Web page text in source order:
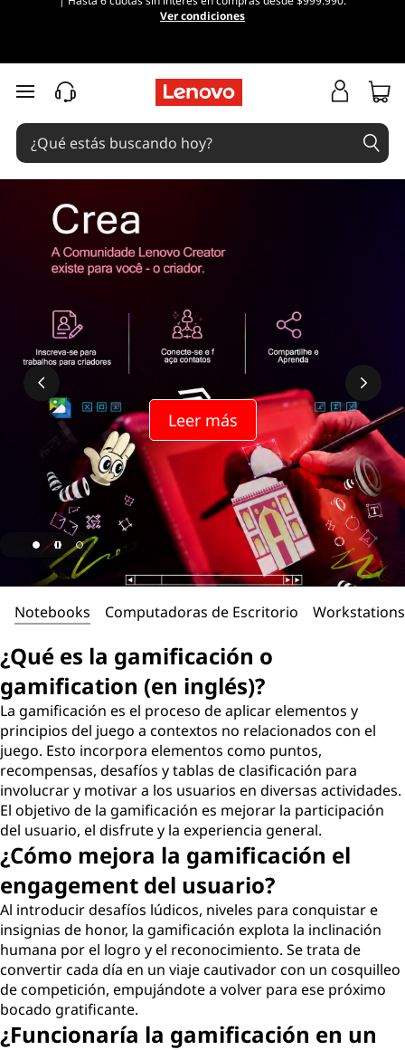
Ver condiciones
Ir al contenido principal
Leer más
Notebooks Computadoras de Escritorio Workstations
¿Qué es la gamificación o
gamification (en inglés)?
La gamificación es el proceso de aplicar elementos y
principios del juego a contextos no relacionados con el
juego. Esto incorpora elementos como puntos,
recompensas, desafíos y tablas de clasificación para
involucrar y motivar a los usuarios en diversas actividades.
El objetivo de la gamificación es mejorar la participación
del usuario, el disfrute y la experiencia general.
¿Cómo mejora la gamificación el
engagement del usuario?
Al introducir desafíos lúdicos, niveles para conquistar e
insignias de honor, la gamificación explota la inclinación
humana por el logro y el reconocimiento. Se trata de
convertir cada día en un viaje cautivador con un cosquilleo
de competición, empujándote a volver para ese próximo
bocado gratificante.
¿Funcionaría la gamificación en un